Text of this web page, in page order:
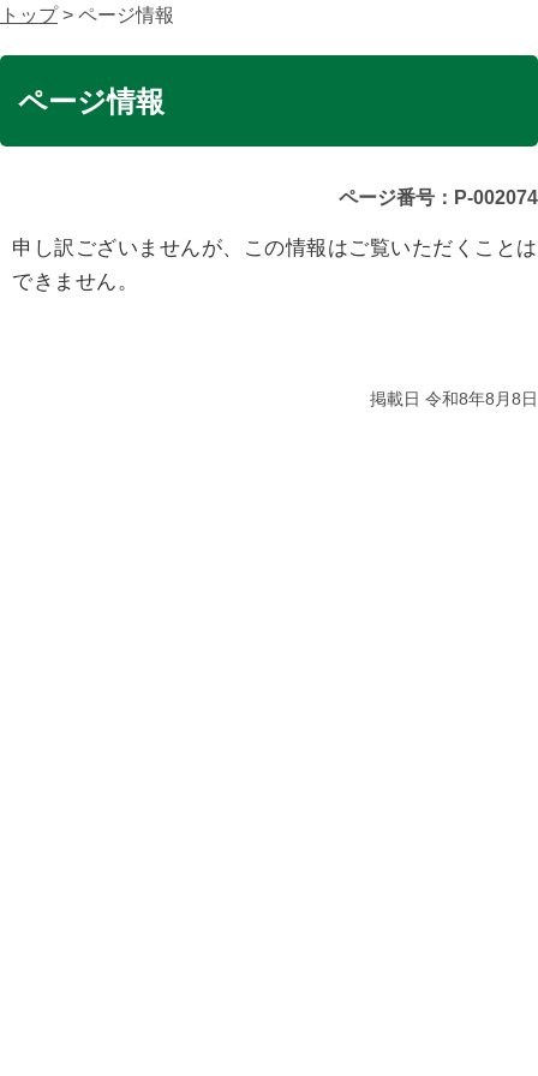
トップ> ページ情報
ページ情報
ページ番号：P-002074
申し訳ございませんが、この情報はご覧いただくことは
できません。
掲載日 令和8年8月8日